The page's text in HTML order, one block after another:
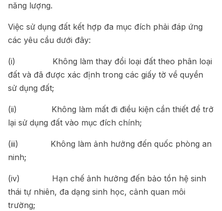
năng lượng.
Việc sử dụng đất kết hợp đa mục đích phải đáp ứng
các yêu cầu dưới đây:
(i) Không làm thay đổi loại đất theo phân loại
đất và đã được xác định trong các giấy tờ về quyền
sử dụng đất;
(ii) Không làm mất đi điều kiện cần thiết để trở
lại sử dụng đất vào mục đích chính;
(iii) Không làm ảnh hưởng đến quốc phòng an
ninh;
(iv) Hạn chế ảnh hưởng đến bảo tồn hệ sinh
thái tự nhiên, đa dạng sinh học, cảnh quan môi
trường;